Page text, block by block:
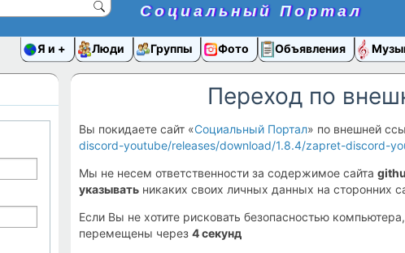
Социальный Портал
Я и Люди Группы Фото Объявления
Переход по
Вы покидаете сайт «Социальный Портал» по внешней
discord-youtube/releases/download/1.8.4/zapret-discord-
Мы не несем ответственности за содержимое сайта
указывать никаких своих личных данных на сторонних
Если Вы не хотите рисковать безопасностью
перемещены через 4секунд